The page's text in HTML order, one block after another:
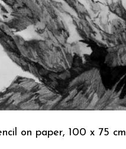
on paper, 100 x 75 cm